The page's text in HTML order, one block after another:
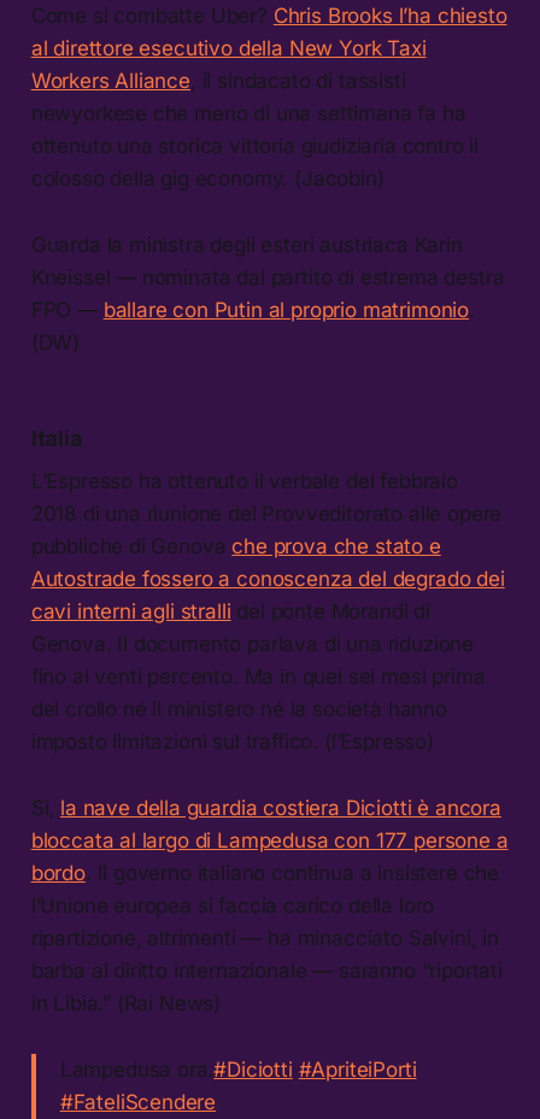
Come si combatte Uber? Chris Brooks l’ha chiesto
al direttore esecutivo della New York Taxi
Workers Alliance, il sindacato di tassisti
newyorkese che meno di una settimana fa ha
ottenuto una storica vittoria giudiziaria contro il
colosso della gig economy. (Jacobin)
Guarda la ministra degli esteri austriaca Karin
Kneissel — nominata dal partito di estrema destra
FPO — ballare con Putin al proprio matrimonio.
(DW)
Italia
L’Espresso ha ottenuto il verbale del febbraio
2018 di una riunione del Provveditorato alle opere
pubbliche di Genova che prova che stato e
Autostrade fossero a conoscenza del degrado dei
cavi interni agli stralli del ponte Morandi di
Genova. Il documento parlava di una riduzione
fino al venti percento. Ma in quei sei mesi prima
del crollo né il ministero né la società hanno
imposto limitazioni sul traffico. (l’Espresso)
Sì, la nave della guardia costiera Diciotti è ancora
bloccata al largo di Lampedusa con 177 persone a
bordo. Il governo italiano continua a insistere che
l’Unione europea si faccia carico della loro
ripartizione, altrimenti — ha minacciato Salvini, in
barba al diritto internazionale — saranno “riportati
in Libia.” (Rai News)
Lampedusa ora.#Diciotti #ApriteiPorti
#FateliScendere